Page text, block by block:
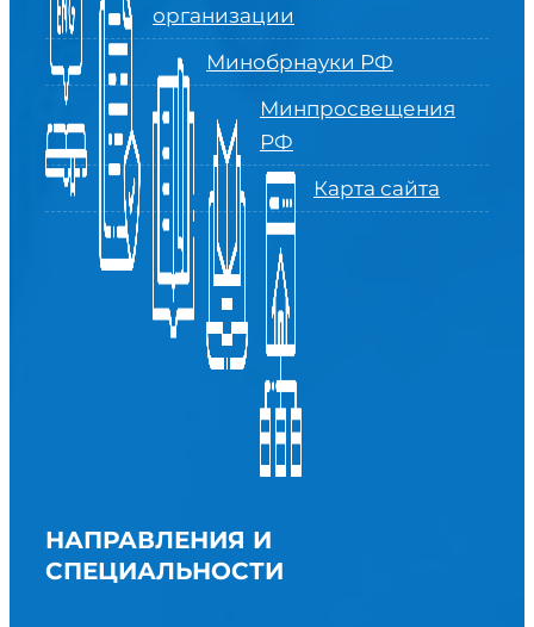
организации
Минобрнауки РФ
Минпросвещения
РФ
Карта сайта
НАПРАВЛЕНИЯ И
СПЕЦИАЛЬНОСТИ